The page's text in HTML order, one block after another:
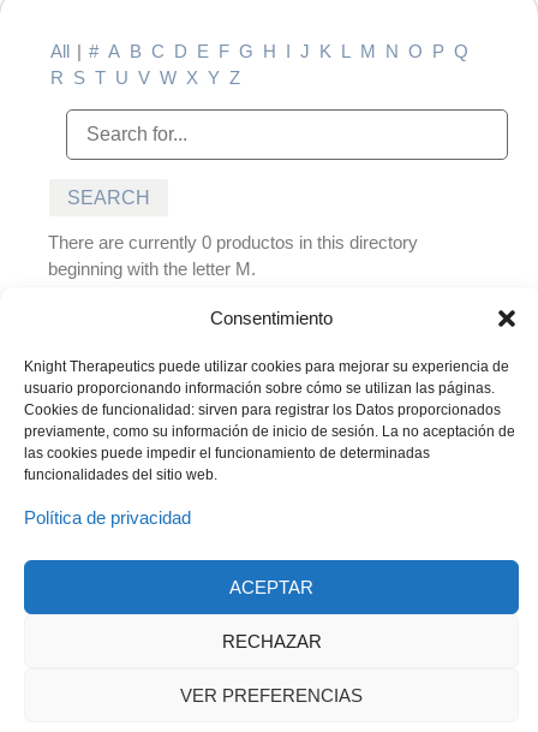
Consentimiento
Knight Therapeutics puede utilizar cookies para mejorar su experiencia de
usuario proporcionando información sobre cómo se utilizan las páginas.
Cookies de funcionalidad: sirven para registrar los Datos proporcionados
previamente, como su información de inicio de sesión. La no aceptación de
las cookies puede impedir el funcionamiento de determinadas
funcionalidades del sitio web.
Política de privacidad
ACEPTAR
RECHAZAR
VER PREFERENCIAS
All | # A B C D E F G H I J K L M N O P Q
R S T U V W X Y Z
There are currently 0 productos in this directory
beginning with the letter M.
© 2023 Todos los derechos reservados
Knight Therapeutics Inc.
Política de Privacidad
Código de Conducta y Ética Empresarial